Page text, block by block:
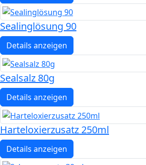
Sealinglösung 90
Details anzeigen
Sealsalz 80g
Details anzeigen
Harteloxierzusatz 250ml
Details anzeigen